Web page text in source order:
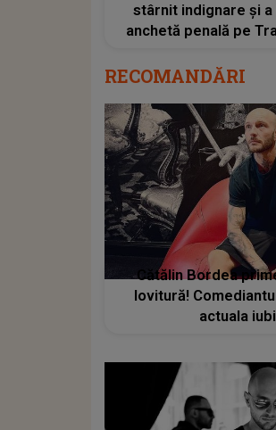
stârnit indignare și
anchetă penală pe
RECOMANDĂRI
Cătălin Bordea
lovitură!
actuala